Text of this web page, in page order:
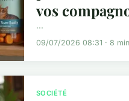
vos
...
09/07/2026 08:31 · 8 min
SOCIÉTÉ